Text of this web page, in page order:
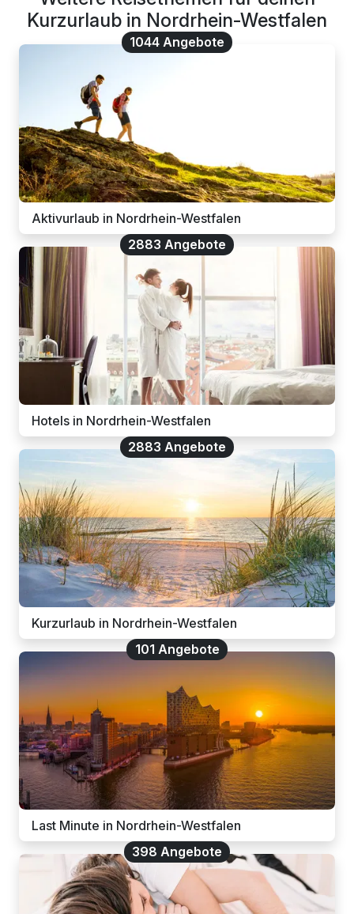
Kurzurlaub in Nordrhein-Westfalen
1044 Angebote
Aktivurlaub in Nordrhein-Westfalen
2883 Angebote
Hotels in Nordrhein-Westfalen
2883 Angebote
Kurzurlaub in Nordrhein-Westfalen
101 Angebote
Last Minute in Nordrhein-Westfalen
398 Angebote